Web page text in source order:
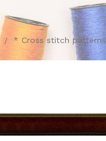
* Cross stitch patterns